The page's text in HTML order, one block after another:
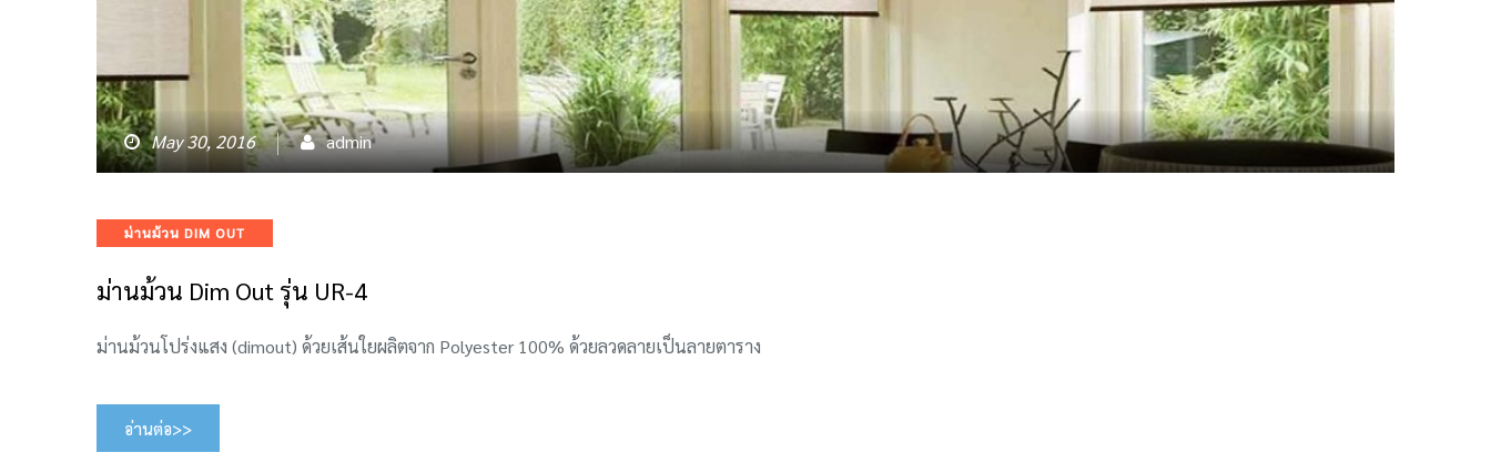
May 30, 2016 admin
Categories
ม่านม้วน DIM OUT
ม่านม้วน Dim Out รุ่น UR-4
ม่านม้วนโปร่งแสง (dimout) ด้วยเส้นใยผลิตจาก Polyester 100% ด้วยลวดลายเป็นลายตาราง
อ่านต่อ>>